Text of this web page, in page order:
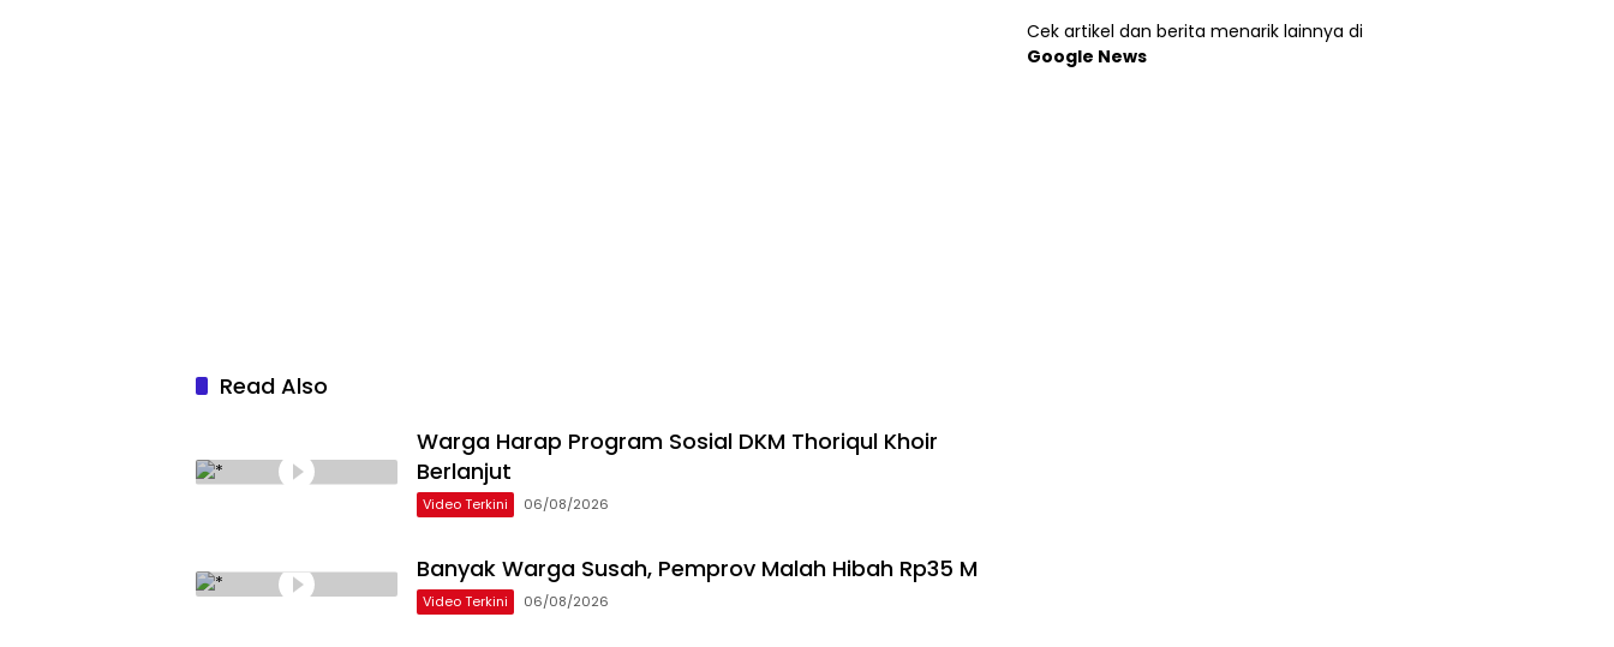
Read Also
Warga Harap Program Sosial DKM Thoriqul Khoir
Berlanjut
Video Terkini 06/08/2026
Banyak Warga Susah, Pemprov Malah Hibah Rp35 M
Video Terkini 06/08/2026
Cek artikel dan berita menarik lainnya di
Google News